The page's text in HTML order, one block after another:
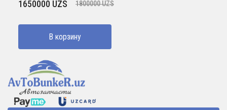
1800000UZS
Первоначальная
составляла
1800000 UZS.
1650000 UZS
Текущая
1650000 UZS.
В корзину